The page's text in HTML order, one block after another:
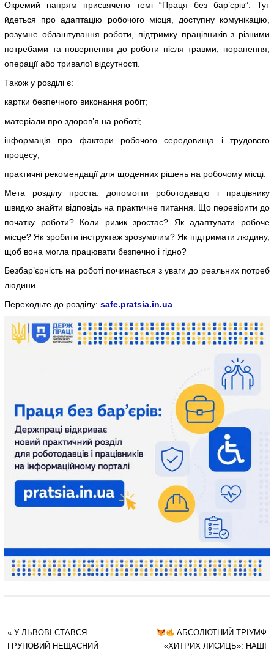
Окремий напрям присвячено темі “Праця без бар’єрів”. Тут
йдеться про адаптацію робочого місця, доступну комунікацію,
розумне облаштування роботи, підтримку працівників з різними
потребами та повернення до роботи після травми, поранення,
операції або тривалої відсутності.
Також у розділі є:
картки безпечного виконання робіт;
матеріали про здоров’я на роботі;
інформація про фактори робочого середовища і трудового
процесу;
практичні рекомендації для щоденних рішень на робочому місці.
Мета розділу проста: допомогти роботодавцю і працівнику
швидко знайти відповідь на практичне питання. Що перевірити до
початку роботи? Коли ризик зростає? Як адаптувати робоче
місце? Як зробити інструктаж зрозумілим? Як підтримати людину,
щоб вона могла працювати безпечно і гідно?
Безбар’єрність на роботі починається з уваги до реальних потреб
людини.
Переходьте до розділу:safe.pratsia.in.ua
«У ЛЬВОВІ СТАВСЯ
ГРУПОВИЙ НЕЩАСНИЙ
АБСОЛЮТНИЙ ТРІУМФ
«ХИТРИХ ЛИСИЦЬ»: НАШІ